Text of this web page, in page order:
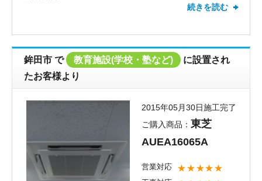
コン、壁掛け型、３馬力シングルの入
客様よりお伺いしていましたので、工
事日まで数日で工事ができお客様のご
ぐに工事にお伺いする事ができます。
施工工事担当者も、日々工事に向かっ
ていますので、施工レベルも高いで
す。
また、工事時間も早いですが、仕上が
続きを読む
鉾田市 で 教育施設(学校・塾など)
に設置され
たお客様より
2015年05月30日施工完了
ご購入商品： 東芝
AUEA16065A
営業対応 ★★★★★